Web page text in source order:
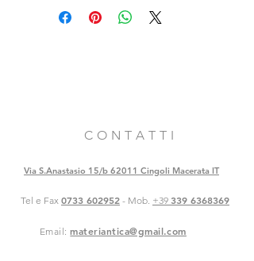
una vecchia chiesa marchigiana del
primo '700.
C O N T A T T I
Via S.Anastasio 15/b 62011 Cingoli Macerata IT
Tel e Fax 0733 602952 - Mob. +39 339 6368369
Email:materiantica@gmail.com